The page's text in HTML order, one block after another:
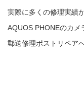
実際に多くの修理実績
AQUOS PHONEのカメ
郵送修理ポストリペア